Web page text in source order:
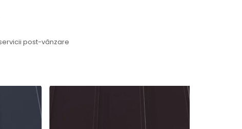
post-vânzare